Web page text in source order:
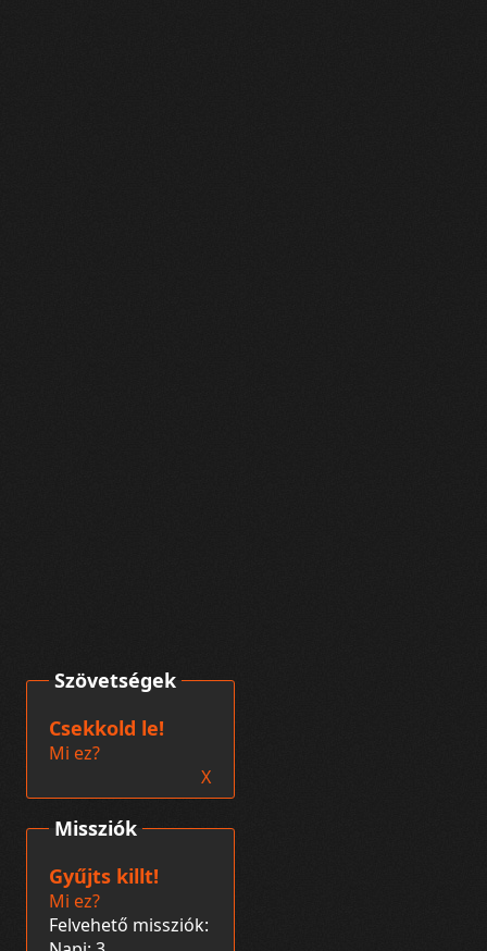
Missziók
Gyűjts killt!
Mi ez?
Felvehető missziók:
Szövetségek
Csekkold le!
Mi ez?
X